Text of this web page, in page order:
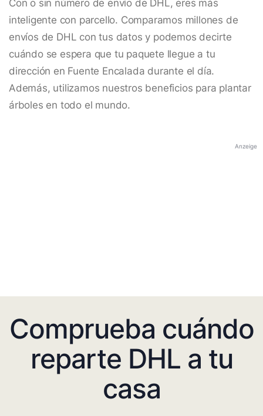
Con o sin número de envío de DHL, eres más
inteligente con parcello. Comparamos millones de
envíos de DHL con tus datos y podemos decirte
cuándo se espera que tu paquete llegue a tu
dirección en Fuente Encalada durante el día.
Además, utilizamos nuestros beneficios para plantar
árboles en todo el mundo.
Anzeige
Comprueba cuándo
reparte DHL a tu
casa